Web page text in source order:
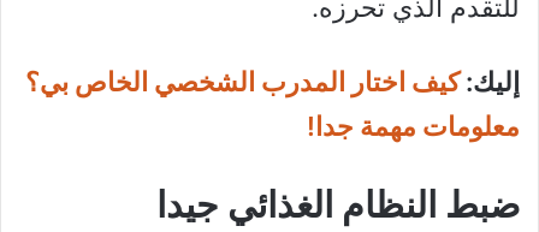
للتقدم الذي تحرزه.
إليك:كيف اختار المدرب الشخصي الخاص بي؟
معلومات مهمة جدا!
ضبط النظام الغذائي جيدا